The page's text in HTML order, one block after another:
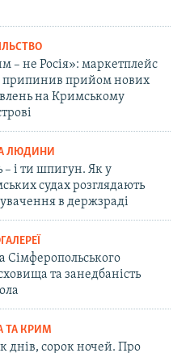
– не Росія»: маркетплейс
припинив прийом нових
на Кримському
ЛЮДИНИ
і ти шпигун. Як у
судах розглядають
в держзраді
Сімферопольського
та занедбаність
ТА КРИМ
днів, сорок ночей. Про